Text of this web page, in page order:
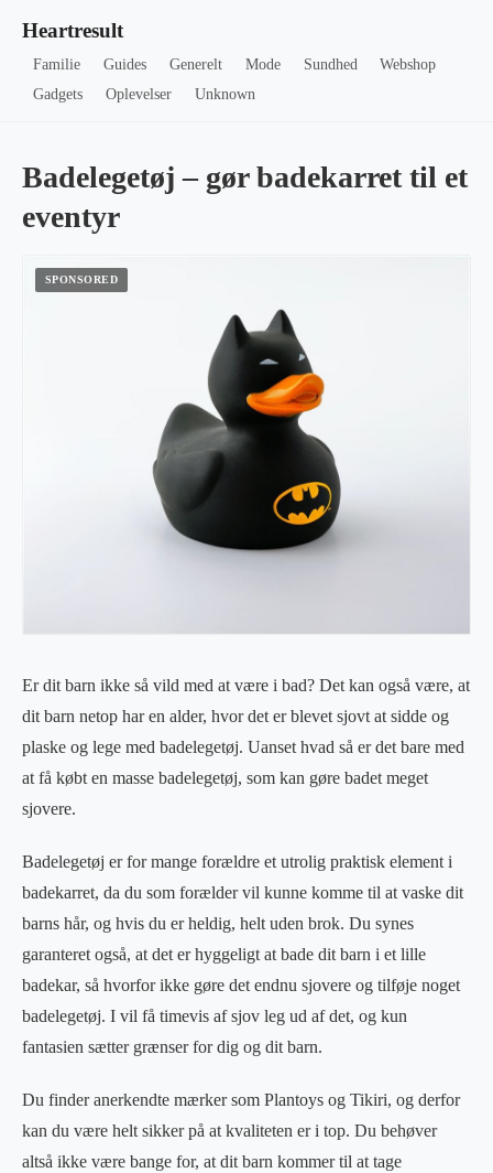
Heartresult
Familie Guides Generelt Mode Sundhed
Webshop
Gadgets
Oplevelser Unknown
Badelegetøj – gør badekarret til et
eventyr
Er dit barn ikke så vild med at være i bad? Det kan også være, at
dit barn netop har en alder, hvor det er blevet sjovt at sidde og
plaske og lege med badelegetøj. Uanset hvad så er det bare med
at få købt en masse badelegetøj, som kan gøre badet meget
sjovere.
Badelegetøj er for mange forældre et utrolig praktisk element i
badekarret, da du som forælder vil kunne komme til at vaske dit
barns hår, og hvis du er heldig, helt uden brok. Du synes
garanteret også, at det er hyggeligt at bade dit barn i et lille
badekar, så hvorfor ikke gøre det endnu sjovere og tilføje noget
badelegetøj. I vil få timevis af sjov leg ud af det, og kun
fantasien sætter grænser for dig og dit barn.
Du finder anerkendte mærker som Plantoys og Tikiri, og derfor
kan du være helt sikker på at kvaliteten er i top. Du behøver
altså ikke være bange for, at dit barn kommer til at tage